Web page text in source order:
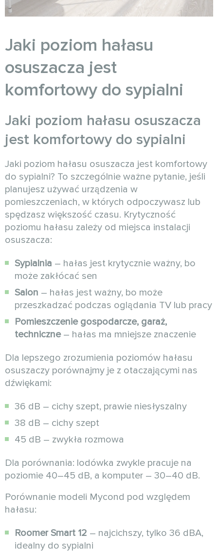
Jaki poziom hałasu
osuszacza jest
komfortowy do sypialni
Jaki poziom hałasu osuszacza
jest komfortowy do sypialni
Jaki poziom hałasu osuszacza jest komfortowy
do sypialni? To szczególnie ważne pytanie, jeśli
planujesz używać urządzenia w
pomieszczeniach, w których odpoczywasz lub
spędzasz większość czasu. Krytyczność
poziomu hałasu zależy od miejsca instalacji
osuszacza:
Sypialnia – hałas jest krytycznie ważny, bo
może zakłócać sen
Salon – hałas jest ważny, bo może
przeszkadzać podczas oglądania TV lub pracy
Pomieszczenie gospodarcze, garaż,
techniczne– hałas ma mniejsze znaczenie
Dla lepszego zrozumienia poziomów hałasu
osuszaczy porównajmy je z otaczającymi nas
dźwiękami:
36 dB – cichy szept, prawie niesłyszalny
38 dB – cichy szept
45 dB – zwykła rozmowa
Dla porównania: lodówka zwykle pracuje na
poziomie 40–45 dB, a komputer – 30–40 dB.
Porównanie modeli Mycond pod względem
hałasu:
Roomer Smart 12 – najcichszy, tylko 36 dBA,
idealny do sypialni